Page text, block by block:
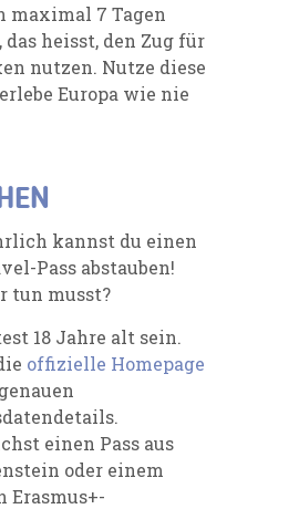
maximal 7 Tagen
heisst, den Zug für
nutzen. Nutze diese
Europa wie nie
kannst du einen
Pass abstauben!
tun musst?
18 Jahre alt sein.
offizielle Homepage
einen Pass aus
oder einem
Erasmus+-